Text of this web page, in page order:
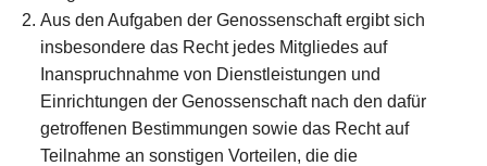
Aus den Aufgaben der Genossenschaft ergibt sich
insbesondere das Recht jedes Mitgliedes auf
Inanspruchnahme von Dienstleistungen und
Einrichtungen der Genossenschaft nach den dafür
getroffenen Bestimmungen sowie das Recht auf
Teilnahme an sonstigen Vorteilen, die die